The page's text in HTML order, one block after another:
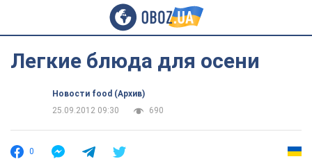
Легкие блюда для осени
Новости food (Архив)
25.09.2012 09:30
690
0